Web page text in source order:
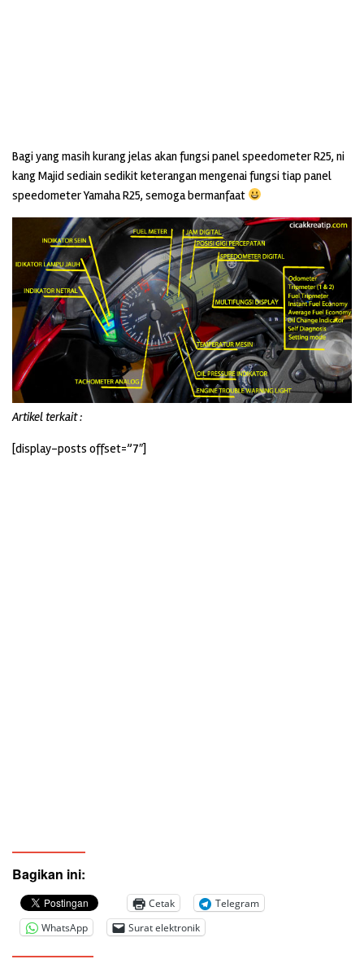
Bagi yang masih kurang jelas akan fungsi panel speedometer R25, ni
kang Majid sediain sedikit keterangan mengenai fungsi tiap panel
speedometer Yamaha R25, semoga bermanfaat
Artikel terkait :
[display-posts offset=”7″]
Bagikan ini:
Cetak
Telegram
WhatsApp
Surat elektronik